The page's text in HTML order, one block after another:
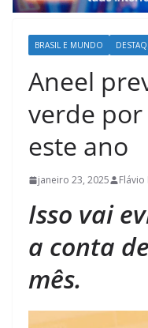
BRASIL E MUNDO
Aneel
verde
este ano
janeiro 23, 2025
Isso vai
a conta
mês.